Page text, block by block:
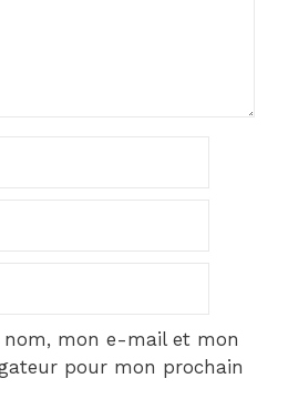
nom, mon e-mail et mon
pour mon prochain